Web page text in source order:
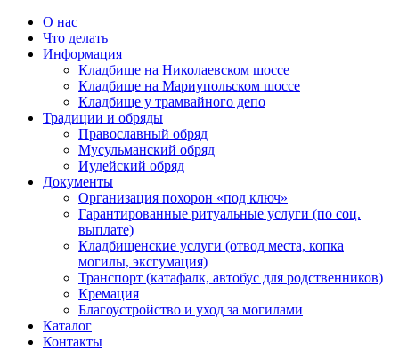
О нас
Что делать
Информация
Кладбище на Николаевском шоссе
Кладбище на Мариупольском шоссе
Кладбище у трамвайного депо
Традиции и обряды
Православный обряд
Мусульманский обряд
Иудейский обряд
Документы
Организация похорон «под ключ»
Гарантированные ритуальные услуги (по соц.
выплате)
Кладбищенские услуги (отвод места, копка
могилы, эксгумация)
Транспорт (катафалк, автобус для родственников)
Кремация
Благоустройство и уход за могилами
Каталог
Контакты